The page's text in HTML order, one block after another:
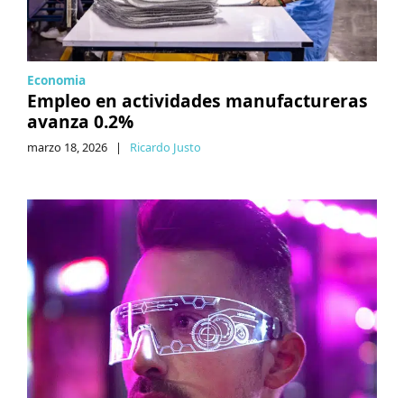
Economia
Empleo en actividades manufactureras
avanza 0.2%
marzo 18, 2026 | Ricardo Justo